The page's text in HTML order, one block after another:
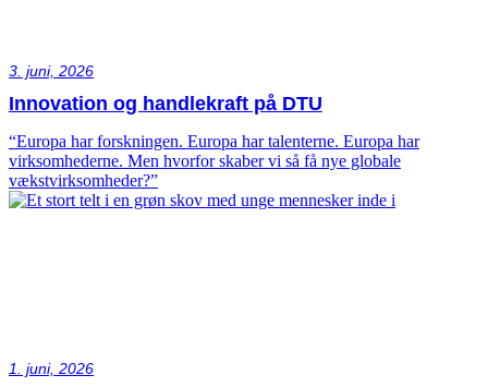
3. juni, 2026
Innovation og handlekraft på DTU
“Europa har forskningen. Europa har talenterne. Europa har
virksomhederne. Men hvorfor skaber vi så få nye globale
vækstvirksomheder?”
1. juni, 2026